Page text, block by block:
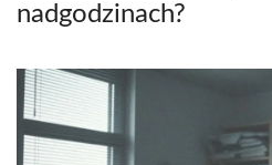
nadgodzinach?